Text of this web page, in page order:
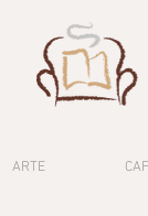
ARTE